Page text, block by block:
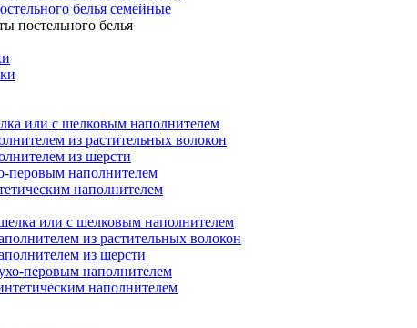
белья семейные
постельного белья
или с шелковым наполнителем
из растительных волокон
из шерсти
перовым наполнителем
наполнителем
или с шелковым наполнителем
из растительных волокон
из шерсти
перовым наполнителем
наполнителем